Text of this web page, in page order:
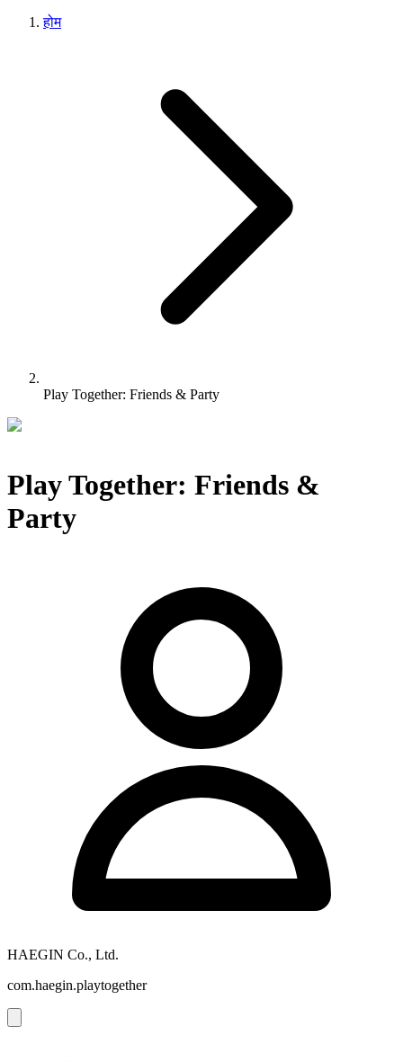
होम
Play Together: Friends & Party
Play Together: Friends &
Party
HAEGIN Co., Ltd.
com.haegin.playtogether